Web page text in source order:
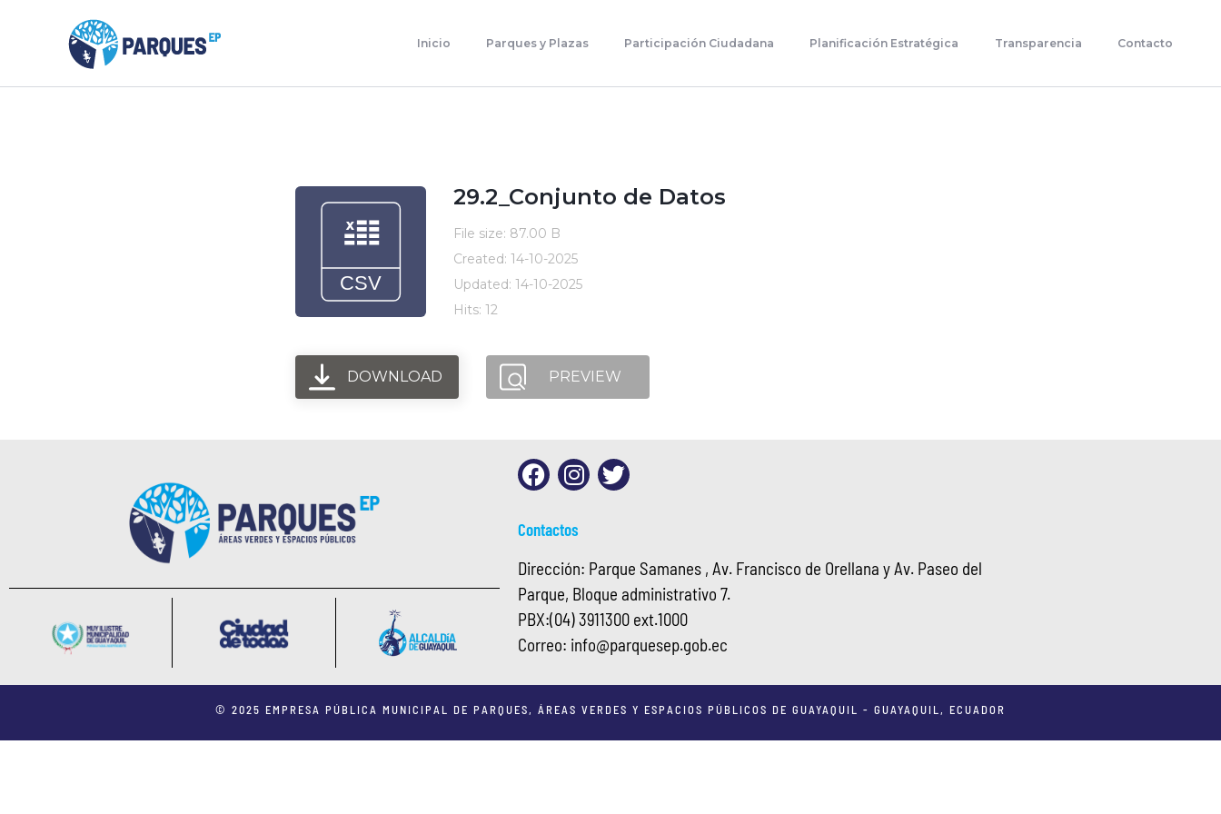
Inicio Parques y Plazas Participación Ciudadana Planificación Estratégica Transparencia Contacto
Parques Y Plazas
Planificación Estratégica
29.2_Conjunto de Datos
File size: 87.00 B
Created: 14-10-2025
Updated: 14-10-2025
Hits: 12
DOWNLOAD PREVIEW
Contactos
Dirección: Parque Samanes , Av. Francisco de Orellana y Av. Paseo del
Parque, Bloque administrativo 7.
PBX:(04) 3911300 ext.1000
Correo: info@parquesep.gob.ec
© 2025 EMPRESA PÚBLICA MUNICIPAL DE PARQUES, ÁREAS VERDES Y ESPACIOS PÚBLICOS DE GUAYAQUIL - GUAYAQUIL, ECUADOR